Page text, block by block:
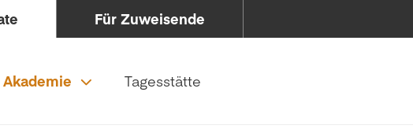
Für Zuweisende
Akademie Tagesstätte